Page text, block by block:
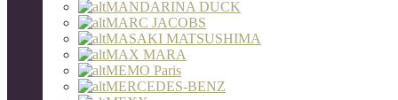
MANDARINA DUCK
MARC JACOBS
MASAKI MATSUSHIMA
MAX MARA
MEMO Paris
MERCEDES-BENZ